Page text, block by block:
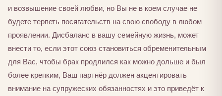
и возвышение своей любви, но Вы не в коем случае не
будете терпеть посягательств на свою свободу в любом
проявлении. Дисбаланс в вашу семейную жизнь, может
внести то, если этот союз становиться обременительным
для Вас, чтобы брак продлился как можно дольше и был
более крепким, Ваш партнёр должен акцентировать
внимание на супружеских обязанностях и это приведёт к